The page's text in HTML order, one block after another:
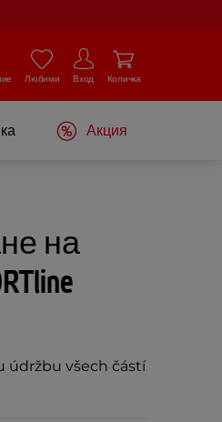
Любими Вход Количка
Акция
на
údržbu všech částí